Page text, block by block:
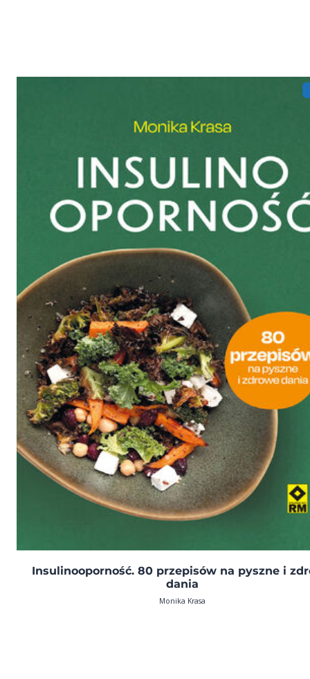
Insulinooporność. 80 przepisów na pyszne i
dania
Monika Krasa